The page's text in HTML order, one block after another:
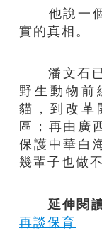
他說一個
實的真相。
潘文石已
野生動物前
貓，到改革
區；再由廣
保護中華白
幾輩子也做
延伸閱
再談保育